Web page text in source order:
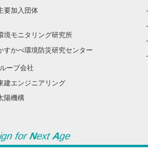
要加入団体
境モニタリング研究所
すかべ環境防災研究センター
ープ会社
建エンジニアリング
陽機構
forNextAge